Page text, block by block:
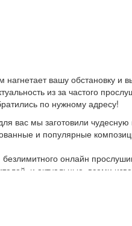
вашу обстановку и
из за частого
по нужному адресу!
вас мы заготовили
и популярные
онлайн
и актуальные, всеми